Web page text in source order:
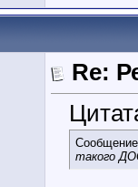
Re:
такого